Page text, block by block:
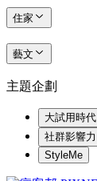
住家
藝文
主題企劃
大試用時代
社群影響力
StyleMe